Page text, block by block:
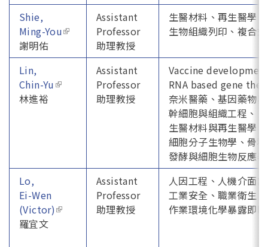
Shie,
Ming-You(link is external)
謝明佑
Assistant
Professor
助理教授
生醫材料、再生醫學、
生物組織列印、複合
Lin,
Chin-Yu(link is external)
林進裕
Assistant
Professor
助理教授
Vaccine
RNA based gene
奈米醫藥、基因藥物
幹細胞與組織工程、
生醫材料與再生醫學
細胞分子生物學、骨
發酵與細胞生物反應器
Lo,
Ei-Wen
(Victor)(link is external)
羅宜文
Assistant
Professor
助理教授
人因工程、人機介面
工業安全、職業衛生
作業環境化學暴露即